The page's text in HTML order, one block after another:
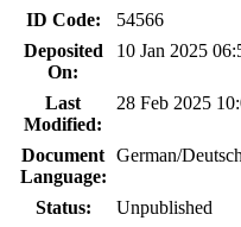
ID Code:
54566
Deposited
On:
10 Jan 2025
Last
Modified:
28 Feb 2025
Document
Language:
German/Deutsch
Status: Unpublished